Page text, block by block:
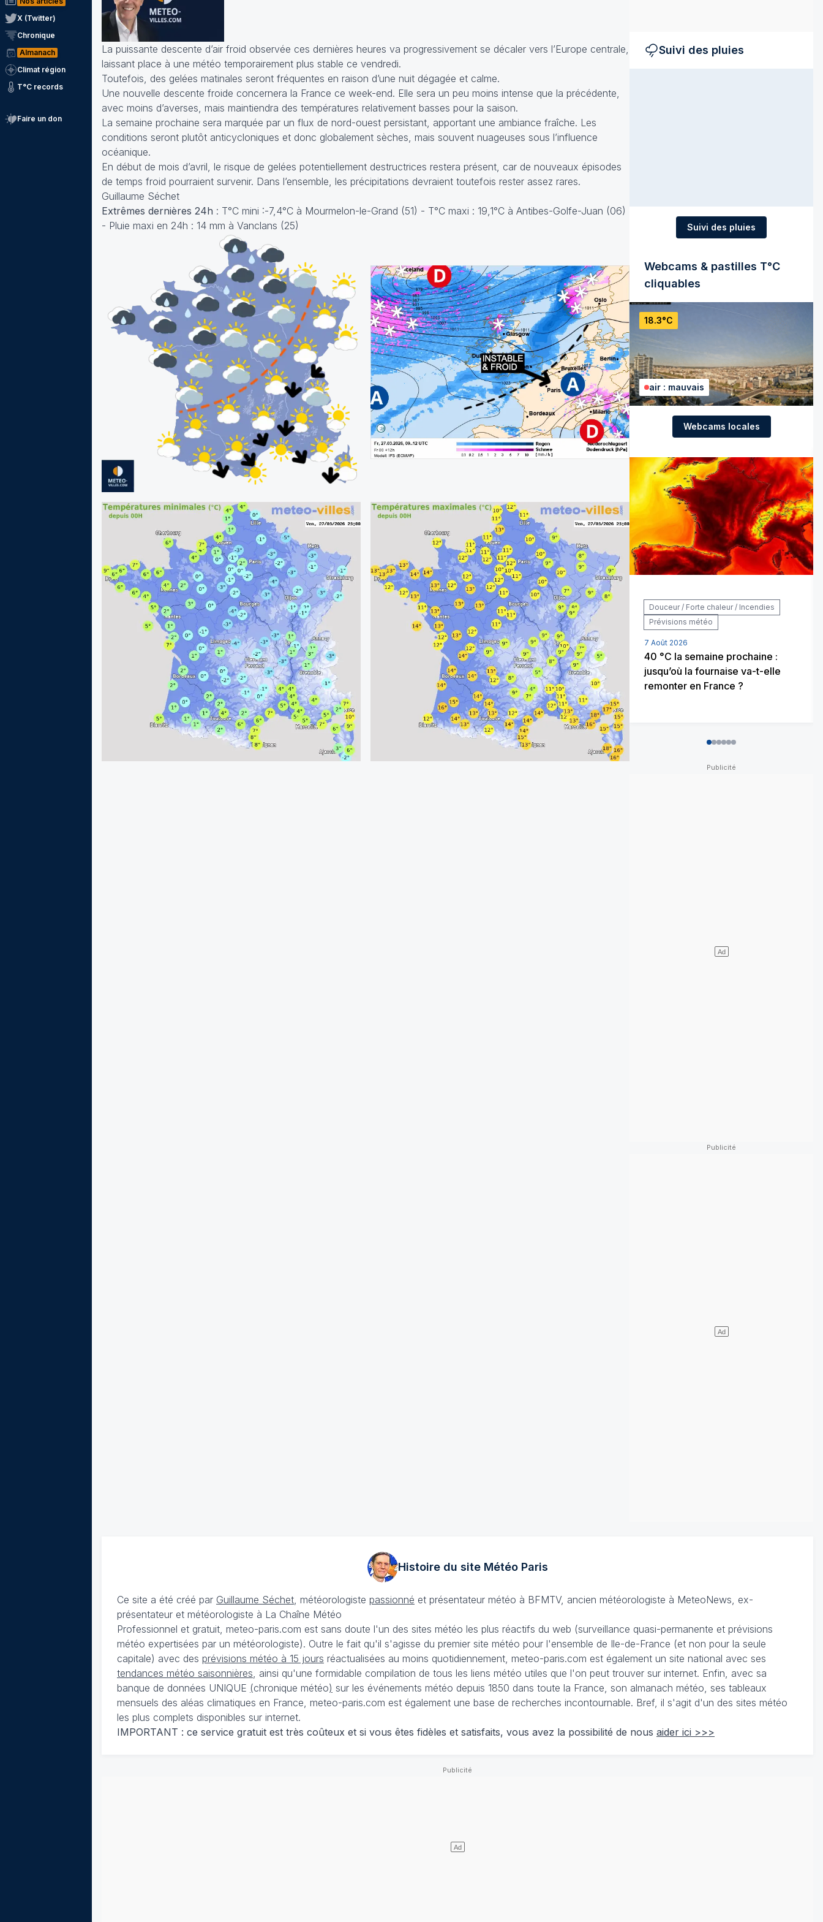
X (Twitter)
Chronique
Almanach
Climat région
T°C records
Faire un don
La puissante descente d’air froid observée ces dernières heures va progressivement se décaler vers l’Europe centrale,
laissant place à une météo temporairement plus stable ce vendredi.
Toutefois, des gelées matinales seront fréquentes en raison d’une nuit dégagée et calme.
Une nouvelle descente froide concernera la France ce week-end. Elle sera un peu moins intense que la précédente,
avec moins d’averses, mais maintiendra des températures relativement basses pour la saison.
La semaine prochaine sera marquée par un flux de nord-ouest persistant, apportant une ambiance fraîche. Les
conditions seront plutôt anticycloniques et donc globalement sèches, mais souvent nuageuses sous l’influence
océanique.
En début de mois d’avril, le risque de gelées potentiellement destructrices restera présent, car de nouveaux épisodes
de temps froid pourraient survenir. Dans l’ensemble, les précipitations devraient toutefois rester assez rares.
Guillaume Séchet
Extrêmes dernières 24h : T°C mini :-7,4°C à Mourmelon-le-Grand (51) - T°C maxi : 19,1°C à Antibes-Golfe-Juan (06)
- Pluie maxi en 24h : 14 mm à Vanclans (25)
Suivi des pluies
Suivi des pluies
Webcams & pastilles T°C
cliquables
18.3°C
air : mauvais
Webcams locales
Douceur / Forte chaleur / Incendies
Prévisions météo
7 Août 2026
40 °C la semaine prochaine :
jusqu’où la fournaise va-t-elle
remonter en France ?
012345
Histoire du site MétéoParis
Ce site a été créé par Guillaume Séchet , météorologiste passionné et présentateur météo à BFMTV, ancien météorologiste à MeteoNews, ex-
présentateur et météorologiste à La Chaîne Météo
Professionnel et gratuit, meteo-paris.com est sans doute l'un des sites météo les plus réactifs du web (surveillance quasi-permanente et prévisions
météo expertisées par un météorologiste). Outre le fait qu'il s'agisse du premier site météo pour l'ensemble de Ile-de-France (et non pour la seule
capitale) avec des prévisions météo à 15 jours réactualisées au moins quotidiennement, meteo-paris.com est également un site national avec ses
tendances météo saisonnières , ainsi qu'une formidable compilation de tous les liens météo utiles que l'on peut trouver sur internet. Enfin, avec sa
banque de données UNIQUE (chronique météo) sur les événements météo depuis 1850 dans toute la France, son almanach météo, ses tableaux
mensuels des aléas climatiques en France, meteo-paris.com est également une base de recherches incontournable. Bref, il s'agit d'un des sites météo
les plus complets disponibles sur internet.
IMPORTANT : ce service gratuit est très coûteux et si vous êtes fidèles et satisfaits, vous avez la possibilité de nous aider ici >>>